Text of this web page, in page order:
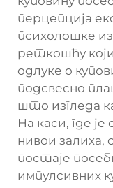
перцепција
психолошке
реткошћу
одлуке о
подсвесно
што изгледа
На каси, где
нивои
постаје
импулсивних